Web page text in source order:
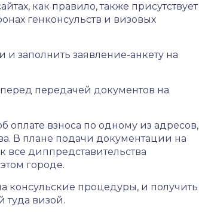
как правило, также присутствует
генконсульств и визовых
заполнить заявление-анкету на
передачей документов на
взноса по одному из адресов,
В плане подачи документации на
все диппредставительства
городе.
консульские процедуры, и получить
туда визой.